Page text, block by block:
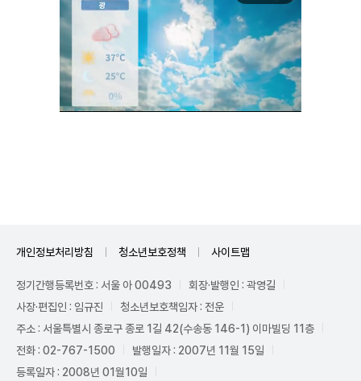
개인정보처리방침 청소년보호정책 사이트맵
정기간행등록번호 : 서울 아 00493
회장·발행인 : 곽영길
사장·편집인 : 임규진
청소년보호책임자 : 전운
주소 : 서울특별시 종로구 종로 1길 42(수송동 146-1) 이마빌딩 11층
전화 : 02-767-1500
발행일자 : 2007년 11월 15일
등록일자 : 2008년 01월10일